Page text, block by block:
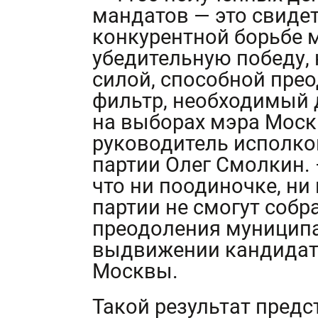
мандатов — это
конкурентной
убедительную
силой, способной
фильтр,
на выборах мэра
руководитель
партии Олег
что ни поодиночке,
партии не смогут
преодоления
выдвижении
Москвы.
Такой результат